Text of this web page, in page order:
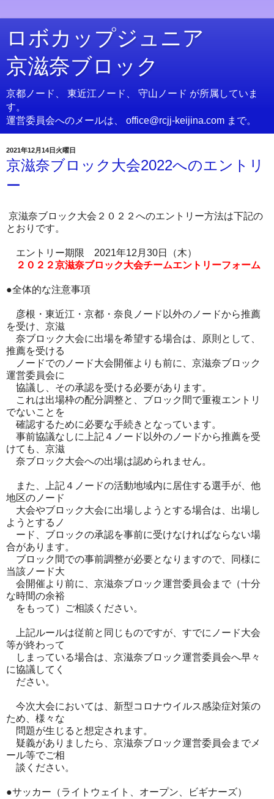
ロボカップジュニア
京滋奈ブロック
京都ノード、 東近江ノード、 守山ノード が所属していま
す。
運営委員会へのメールは、 office@rcjj-keijina.com まで。
2021年12月14日火曜日
京滋奈ブロック大会2022へのエントリ
ー
京滋奈ブロック大会２０２２へのエントリー方法は下記の
とおりです。
エントリー期限 2021年12月30日（木）
２０２２京滋奈ブロック大会チームエントリーフォーム
●全体的な注意事項
彦根・東近江・京都・奈良ノード以外のノードから推薦
を受け、京滋
奈ブロック大会に出場を希望する場合は、原則として、
推薦を受ける
ノードでのノード大会開催よりも前に、京滋奈ブロック
運営委員会に
協議し、その承認を受ける必要があります。
これは出場枠の配分調整と、ブロック間で重複エントリ
でないことを
確認するために必要な手続きとなっています。
事前協議なしに上記４ノード以外のノードから推薦を受
けても、京滋
奈ブロック大会への出場は認められません。
また、上記４ノードの活動地域内に居住する選手が、他
地区のノード
大会やブロック大会に出場しようとする場合は、出場し
ようとするノ
ード、ブロックの承認を事前に受けなければならない場
合があります。
ブロック間での事前調整が必要となりますので、同様に
当該ノード大
会開催より前に、京滋奈ブロック運営委員会まで（十分
な時間の余裕
をもって）ご相談ください。
上記ルールは従前と同じものですが、すでにノード大会
等が終わって
しまっている場合は、京滋奈ブロック運営委員会へ早々
に協議してく
ださい。
今次大会においては、新型コロナウイルス感染症対策の
ため、様々な
問題が生じると想定されます。
疑義がありましたら、京滋奈ブロック運営委員会までメ
ール等でご相
談ください。
●サッカー（ライトウェイト、オープン、ビギナーズ）